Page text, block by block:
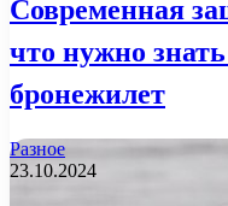
Современная
что нужно
бронежилет
Разное
23.10.2024